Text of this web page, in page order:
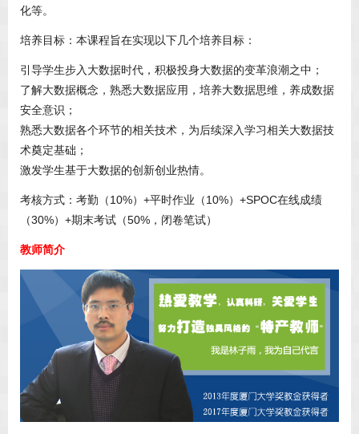
化等。
培养目标： 本课程旨在实现以下几个培养目标：
引导学生步入大数据时代，积极投身大数据的变革浪潮之中；
了解大数据概念，熟悉大数据应用，培养大数据思维，养成数据
安全意识；
熟悉大数据各个环节的相关技术，为后续深入学习相关大数据技
术奠定基础；
激发学生基于大数据的创新创业热情。
考核方式：考勤（10%）+平时作业（10%）+SPOC在线成绩
（30%）+期末考试（50%，闭卷笔试）
教师简介